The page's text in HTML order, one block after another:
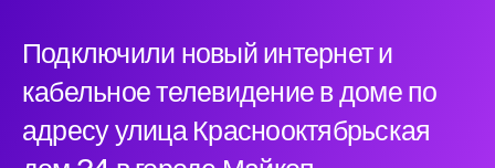
Подключили новый интернет и
кабельное телевидение в доме по
адресу улица Краснооктябрьская